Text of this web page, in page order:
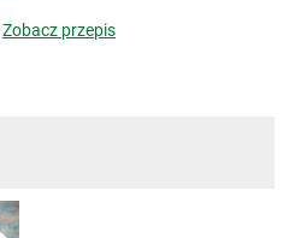
Zobacz przepis